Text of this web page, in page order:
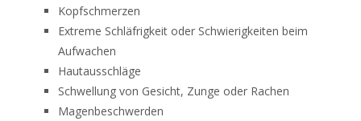
Höchstbetrag
Verwendung
Kopfschmerzen
Extreme Schläfrigkeit oder Schwierigkeiten beim
Aufwachen
Hautausschläge
Schwellung von Gesicht, Zunge oder Rachen
Magenbeschwerden